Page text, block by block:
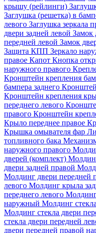
крышу (рейлинги)
Заглушка (решетка) в
левого Заглушка зеркала
двери задней левой Замок
передней левой Замок
Защита КПП Зеркало
правое Капот Кнопка
наружного правого
Кронштейн крепления
бампера заднего
Кронштейн крепления
переднего левого
правого Кронштейн
Крыло переднее правое
Крышка омывателя фар
топливного бака
наружного правого
дверей (комплект)
двери задней правой
Молдинг двери передней
левого Молдинг крыла
переднего левого Молдинг
наружный Молдинг
Молдинг стекла двери
стекла двери передней
двери передней правой